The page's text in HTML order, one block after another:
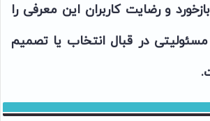
و رضایت کاربران این معرفی را
در قبال انتخاب یا تصمیم